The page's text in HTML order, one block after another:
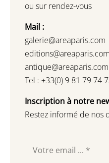
ou sur rendez-vous
Mail :
galerie@areaparis.com
editions@areaparis.com
antique@areaparis.com
Tel : +33(0) 9 81 79 74
Inscription à notre
Restez informé de nos